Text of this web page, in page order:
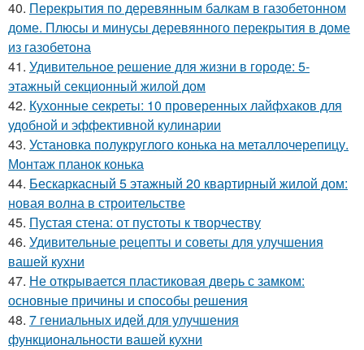
40. Перекрытия по деревянным балкам в газобетонном
доме. Плюсы и минусы деревянного перекрытия в доме
из газобетона
41. Удивительное решение для жизни в городе: 5-
этажный секционный жилой дом
42. Кухонные секреты: 10 проверенных лайфхаков для
удобной и эффективной кулинарии
43. Установка полукруглого конька на металлочерепицу.
Монтаж планок конька
44. Бескаркасный 5 этажный 20 квартирный жилой дом:
новая волна в строительстве
45. Пустая стена: от пустоты к творчеству
46. Удивительные рецепты и советы для улучшения
вашей кухни
47. Не открывается пластиковая дверь с замком:
основные причины и способы решения
48. 7 гениальных идей для улучшения
функциональности вашей кухни